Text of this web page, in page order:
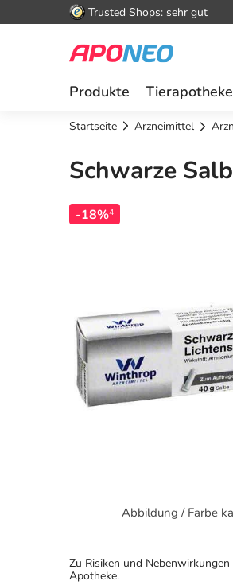
Trusted Shops: sehr gut
Produkte Tierapotheke
Startseite Arzneimittel
Schwarze
-18%4
Abbildung / Farbe
Zu Risiken und
Apotheke.